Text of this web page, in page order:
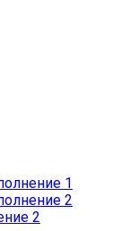
1
2
2